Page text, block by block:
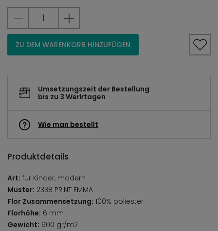
ZU DEM WARENKORB HINZUFÜGEN
Umsetzungszeit der Bestellung
bis zu 3 Werktagen
Wie man bestellt
Produktdetails
Art: für Kinder, modern
Muster: 2338 PRINT EMMA
Flor Zusammensetzung: 100% poliester
Florhöhe: 6 mm
Gewicht: 900 gr/m2